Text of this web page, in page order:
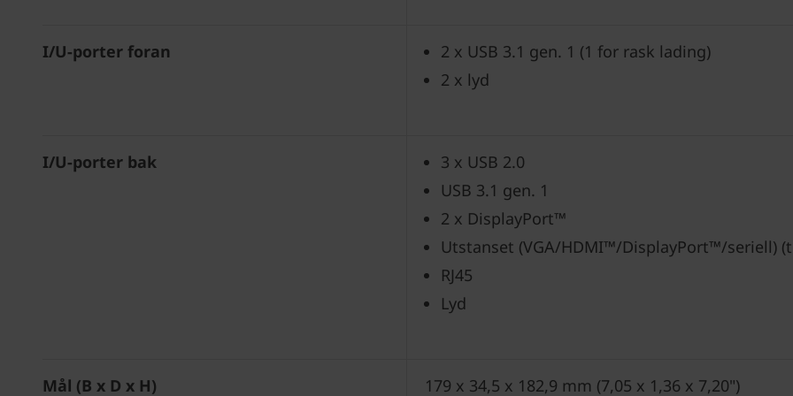
I/U-porter foran
2 x USB 3.1 gen. 1 (1 for rask lading)
2 x lyd
I/U-porter bak
3 x USB 2.0
USB 3.1 gen. 1
2 x DisplayPort™
Utstanset (VGA/HDMI™/DisplayPort™/seriell)
RJ45
Lyd
Mål (B x D x H) 179 x 34,5 x 182,9 mm (7,05 x 1,36 x 7,20")